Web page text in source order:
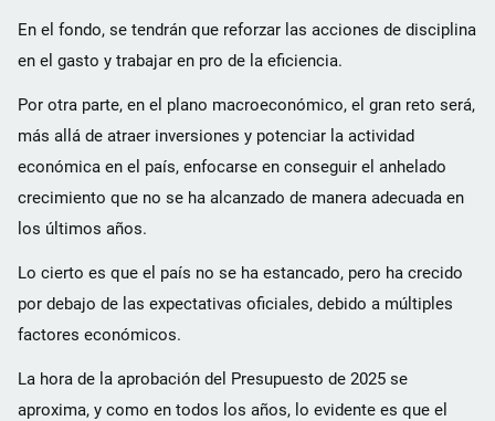
En el fondo, se tendrán que reforzar las acciones de disciplina
en el gasto y trabajar en pro de la eficiencia.
Por otra parte, en el plano macroeconómico, el gran reto será,
más allá de atraer inversiones y potenciar la actividad
económica en el país, enfocarse en conseguir el anhelado
crecimiento que no se ha alcanzado de manera adecuada en
los últimos años.
Lo cierto es que el país no se ha estancado, pero ha crecido
por debajo de las expectativas oficiales, debido a múltiples
factores económicos.
La hora de la aprobación del Presupuesto de 2025 se
aproxima, y como en todos los años, lo evidente es que el